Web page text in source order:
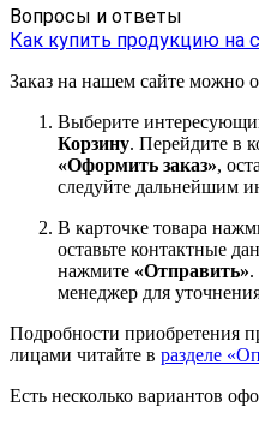
Вопросы и ответы
Как купить продукцию на
Заказ на нашем сайте можно
Выберите
Корзину. Перейдите в
«Оформить заказ»,
следуйте дальнейшим
В карточке товара
оставьте контактные
нажмите «Отправить».
менеджер для уточнения
Подробности приобретения
лицами читайте в разделе
Есть несколько вариантов